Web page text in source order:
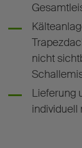
nicht
Lieferung
individuell